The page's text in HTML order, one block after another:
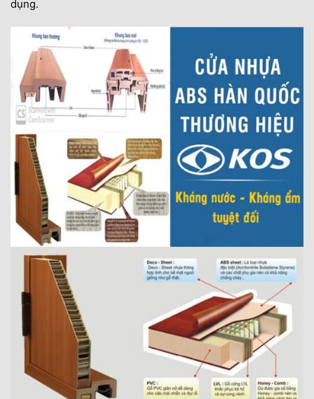
dụng.